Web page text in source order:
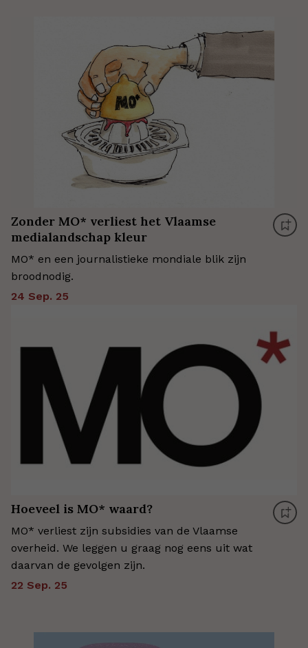
Zonder MO* verliest het Vlaamse
medialandschap kleur
MO* en een journalistieke mondiale blik zijn
broodnodig.
24 Sep. 25
Hoeveel is MO* waard?
MO* verliest zijn subsidies van de Vlaamse
overheid. We leggen u graag nog eens uit wat
daarvan de gevolgen zijn.
22 Sep. 25